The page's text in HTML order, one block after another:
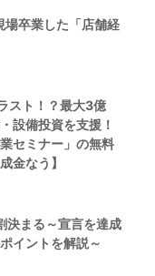
卒業した「店舗経
スト！？最大3億
設備投資を支援！
セミナー」の無料
金なう】
決まる～宣言を達成
イントを解説～